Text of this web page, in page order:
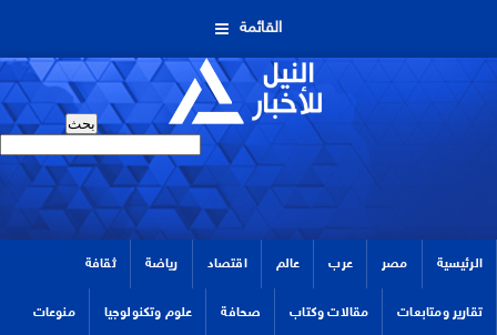
القائمة
الرئيسية مصر عرب عالم اقتصاد رياضة ثقافة
تقارير ومتابعات مقالات وكتاب صحافة علوم وتكنولوجيا منوعات